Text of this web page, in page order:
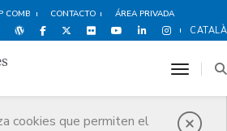
COMB CONTACTO ÁREA PRIVADA
CATALÀ
cookies que permiten el
toggle